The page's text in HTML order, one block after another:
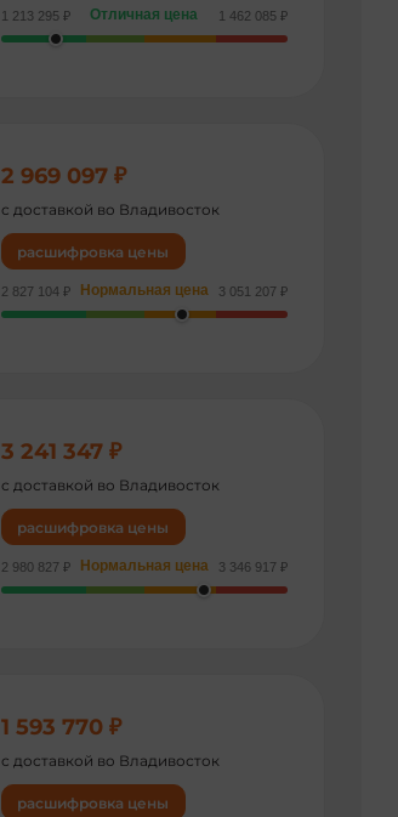
1 213 295 ₽ Отличная цена 1 462 085 ₽
2 969 097 ₽
с доставкой во Владивосток
расшифровка цены
2 827 104 ₽ Нормальная цена 3 051 207 ₽
3 241 347 ₽
с доставкой во Владивосток
расшифровка цены
2 980 827 ₽ Нормальная цена 3 346 917 ₽
1 593 770 ₽
с доставкой во Владивосток
расшифровка цены